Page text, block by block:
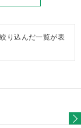
り込んだ一覧が表